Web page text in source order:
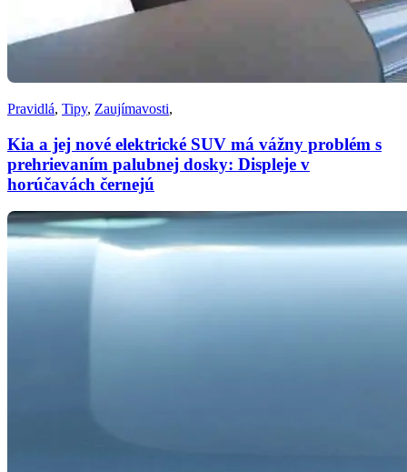
Pravidlá, Tipy, Zaujímavosti,
Kia a jej nové elektrické SUV má vážny problém s
prehrievaním palubnej dosky: Displeje v
horúčavách černejú